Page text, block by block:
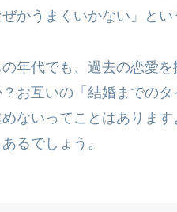
かうまくいかない」と
年代でも、過去の恋愛
お互いの「結婚までの
ないってことはありま
るでしょう。